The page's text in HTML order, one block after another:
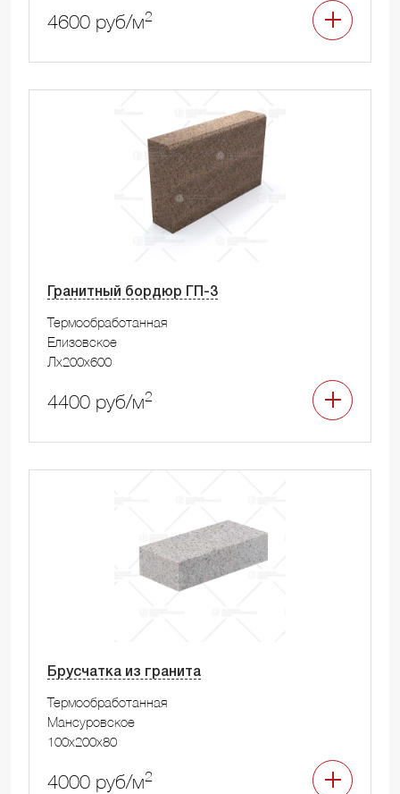
4600 руб/м2
Гранитный бордюр ГП-3
Термообработанная
Елизовское
Лx200x600
4400 руб/м2
Брусчатка из гранита
Термообработанная
Мансуровское
100x200x80
4000 руб/м2